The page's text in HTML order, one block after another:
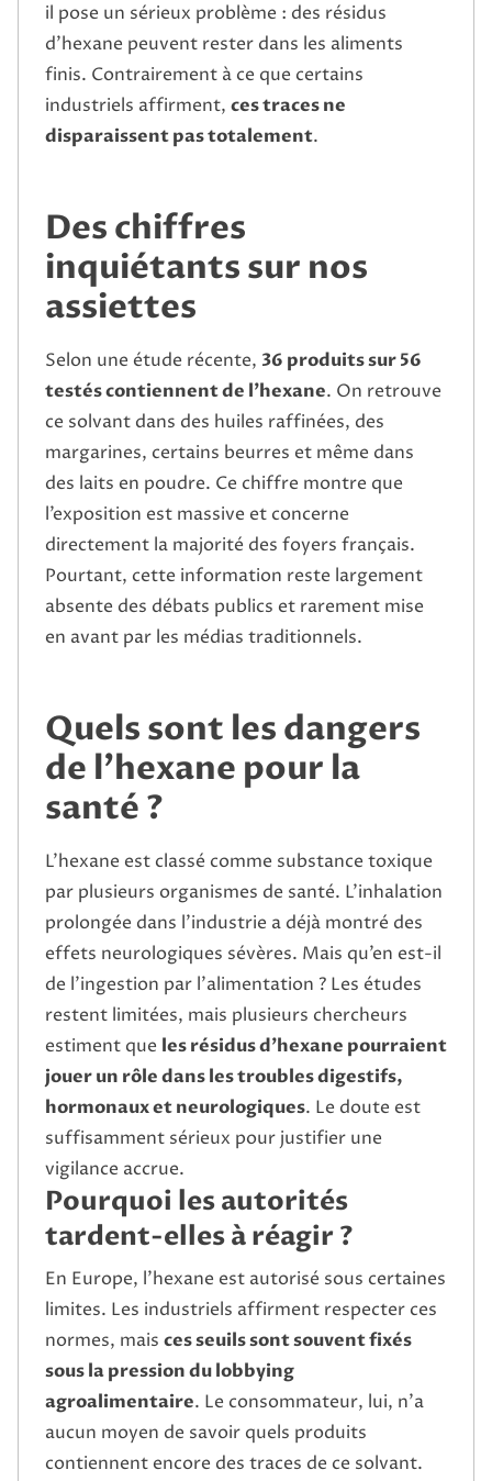
il pose un sérieux problème : des résidus
d’hexane peuvent rester dans les aliments
finis. Contrairement à ce que certains
industriels affirment, ces traces ne
disparaissent pas totalement.
Des chiffres
inquiétants sur nos
assiettes
Selon une étude récente, 36 produits sur 56
testés contiennent de l’hexane. On retrouve
ce solvant dans des huiles raffinées, des
margarines, certains beurres et même dans
des laits en poudre. Ce chiffre montre que
l’exposition est massive et concerne
directement la majorité des foyers français.
Pourtant, cette information reste largement
absente des débats publics et rarement mise
en avant par les médias traditionnels.
Quels sont les dangers
de l’hexane pour la
santé ?
L’hexane est classé comme substance toxique
par plusieurs organismes de santé. L’inhalation
prolongée dans l’industrie a déjà montré des
effets neurologiques sévères. Mais qu’en est-il
de l’ingestion par l’alimentation ? Les études
restent limitées, mais plusieurs chercheurs
estiment que les résidus d’hexane pourraient
jouer un rôle dans les troubles digestifs,
hormonaux et neurologiques. Le doute est
suffisamment sérieux pour justifier une
vigilance accrue.
Pourquoi les autorités
tardent-elles à réagir ?
En Europe, l’hexane est autorisé sous certaines
limites. Les industriels affirment respecter ces
normes, mais ces seuils sont souvent fixés
sous la pression du lobbying
agroalimentaire. Le consommateur, lui, n’a
aucun moyen de savoir quels produits
contiennent encore des traces de ce solvant.